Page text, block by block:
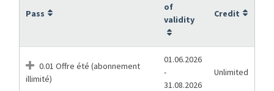
Pass
of
validity
Credit
0.01 Offre été (abonnement
illimité)
01.06.2026
-
31.08.2026
Unlimited